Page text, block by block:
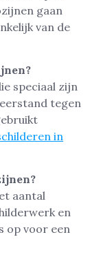
gaan
van de
speciaal zijn
tegen
in
aantal
en
op voor een